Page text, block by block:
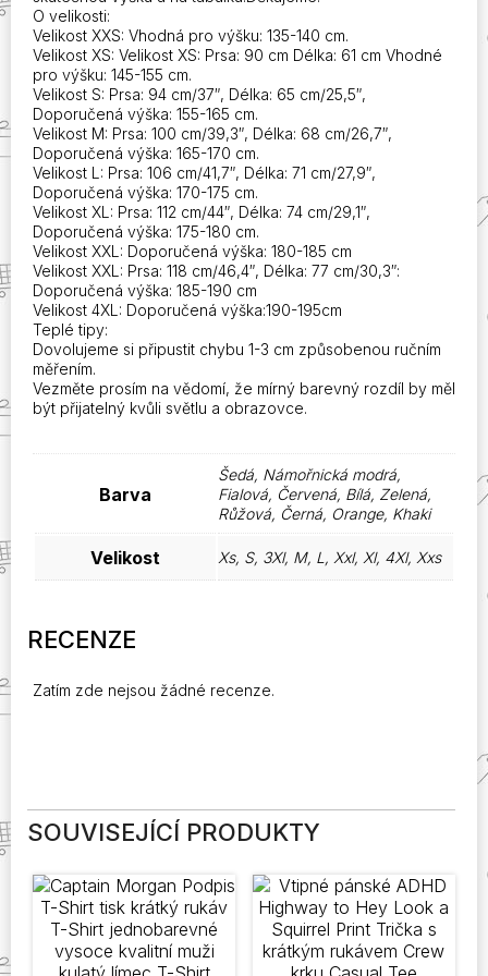
O velikosti:
Velikost XXS: Vhodná pro výšku: 135-140 cm.
Velikost XS: Velikost XS: Prsa: 90 cm Délka: 61 cm Vhodné
pro výšku: 145-155 cm.
Velikost S: Prsa: 94 cm/37″, Délka: 65 cm/25,5″,
Doporučená výška: 155-165 cm.
Velikost M: Prsa: 100 cm/39,3″, Délka: 68 cm/26,7″,
Doporučená výška: 165-170 cm.
Velikost L: Prsa: 106 cm/41,7″, Délka: 71 cm/27,9″,
Doporučená výška: 170-175 cm.
Velikost XL: Prsa: 112 cm/44″, Délka: 74 cm/29,1″,
Doporučená výška: 175-180 cm.
Velikost XXL: Doporučená výška: 180-185 cm
Velikost XXL: Prsa: 118 cm/46,4″, Délka: 77 cm/30,3″:
Doporučená výška: 185-190 cm
Velikost 4XL: Doporučená výška:190-195cm
Teplé tipy:
Dovolujeme si připustit chybu 1-3 cm způsobenou ručním
měřením.
Vezměte prosím na vědomí, že mírný barevný rozdíl by měl
být přijatelný kvůli světlu a obrazovce.
Barva
Šedá, Námořnická modrá,
Fialová, Červená, Bílá, Zelená,
Růžová, Černá, Orange, Khaki
Velikost Xs, S, 3Xl, M, L, Xxl, Xl, 4Xl, Xxs
RECENZE
Zatím zde nejsou žádné recenze.
SOUVISEJÍCÍ PRODUKTY